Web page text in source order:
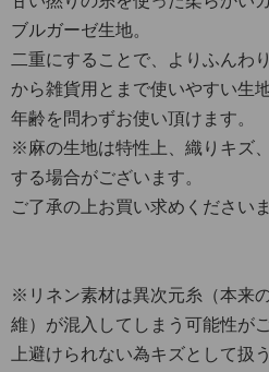
ブルガーゼ生地。
二重にすることで、よりふんわ
から雑貨用とまで使いやすい生地
年齢を問わずお使い頂けます。
※麻の生地は特性上、織りキズ
する場合がございます。
ご了承の上お買い求めくださいま
※リネン素材は異次元糸（本来
維）が混入してしまう可能性が
上避けられない為キズとして扱